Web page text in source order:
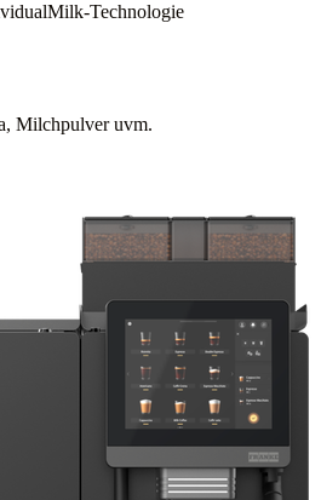
Technologie
Milchpulver uvm.